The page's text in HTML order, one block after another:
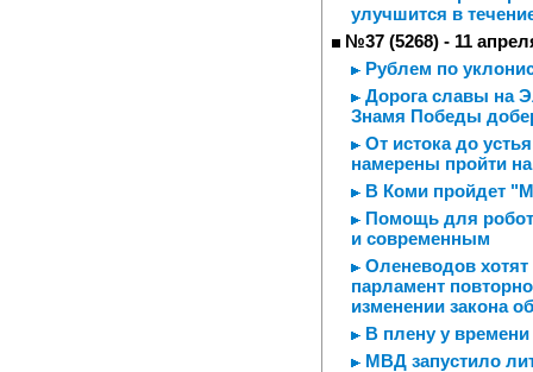
улучшится в
№37 (5268) - 11
Рублем по
Дорога славы на
Знамя Победы
От истока до
намерены пройти
В Коми пройдет
Помощь для
и современным
Оленеводов
парламент
изменении закона
В плену у времени
МВД запустило